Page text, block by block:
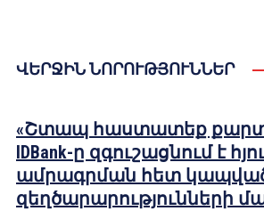
ՎԵՐՋԻՆ ՆՈՐՈՒԹՅՈՒՆՆԵՐ
«Շտապ հաստատեք
IDBank-ը զգուշացնում է
ամրագրման հետ
զեղծարարությունների